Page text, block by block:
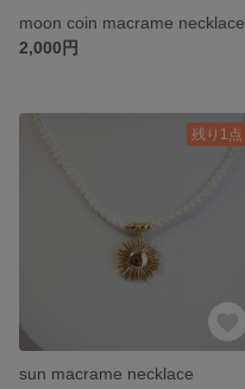
moon coin macrame necklace
2,000円
残り1点
sun macrame necklace